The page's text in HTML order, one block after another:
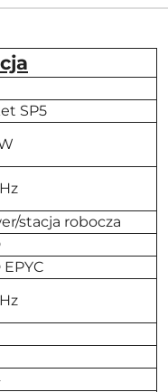
SP5
stacja robocza